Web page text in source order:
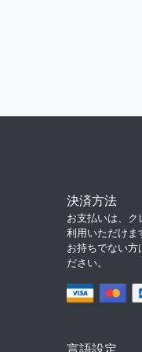
決済方法
お支払いは、ク
利用いただけま
お持ちでない方
ださい。
言語設定